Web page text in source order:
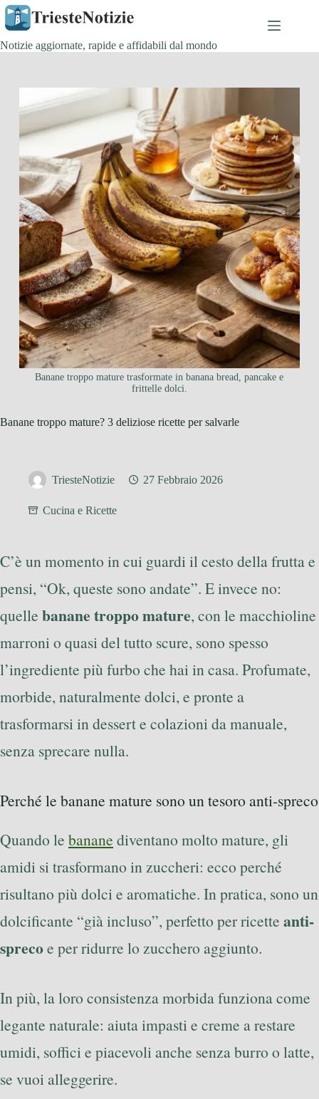
Salta
contenuto
Notizie aggiornate, rapide e affidabili dal mondo
Banane troppo mature trasformate in banana bread, pancake e
frittelle dolci.
Banane troppo mature? 3 deliziose ricette per salvarle
TriesteNotizie 27 Febbraio 2026
Cucina e Ricette
C’è un momento in cui guardi il cesto della frutta e
pensi, “Ok, queste sono andate”. E invece no:
quelle banane troppo mature, con le macchioline
marroni o quasi del tutto scure, sono spesso
l’ingrediente più furbo che hai in casa. Profumate,
morbide, naturalmente dolci, e pronte a
trasformarsi in dessert e colazioni da manuale,
senza sprecare nulla.
Perché le banane mature sono un tesoro anti-spreco
Quando le banane diventano molto mature, gli
amidi si trasformano in zuccheri: ecco perché
risultano più dolci e aromatiche. In pratica, sono un
dolcificante “già incluso”, perfetto per ricette anti-
sprecoe per ridurre lo zucchero aggiunto.
In più, la loro consistenza morbida funziona come
legante naturale: aiuta impasti e creme a restare
umidi, soffici e piacevoli anche senza burro o latte,
se vuoi alleggerire.